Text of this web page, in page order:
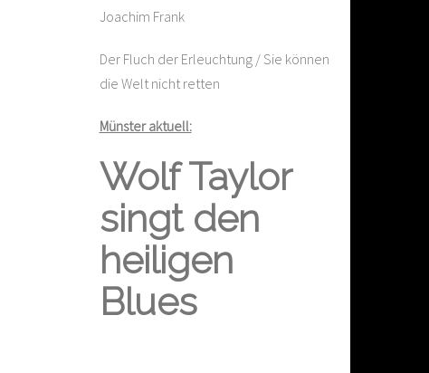
Joachim Frank
Der Fluch der Erleuchtung / Sie können
die Welt nicht retten
Münster aktuell:
Wolf Taylor
singt den
heiligen
Blues